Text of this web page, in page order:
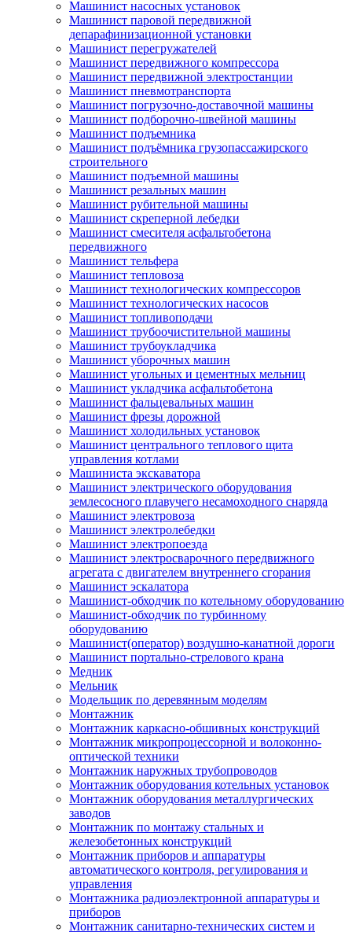
Машинист насосных установок
Машинист паровой передвижной
депарафинизационной установки
Машинист перегружателей
Машинист передвижного компрессора
Машинист передвижной электростанции
Машинист пневмотранспорта
Машинист погрузочно-доставочной машины
Машинист подборочно-швейной машины
Машинист подъемника
Машинист подъёмника грузопассажирского
строительного
Машинист подъемной машины
Машинист резальных машин
Машинист рубительной машины
Машинист скреперной лебедки
Машинист смесителя асфальтобетона
передвижного
Машинист тельфера
Машинист тепловоза
Машинист технологических компрессоров
Машинист технологических насосов
Машинист топливоподачи
Машинист трубоочистительной машины
Машинист трубоукладчика
Машинист уборочных машин
Машинист угольных и цементных мельниц
Машинист укладчика асфальтобетона
Машинист фальцевальных машин
Машинист фрезы дорожной
Машинист холодильных установок
Машинист центрального теплового щита
управления котлами
Машиниста экскаватора
Машинист электрического оборудования
землесосного плавучего несамоходного снаряда
Машинист электровоза
Машинист электролебедки
Машинист электропоезда
Машинист электросварочного передвижного
агрегата с двигателем внутреннего сгорания
Машинист эскалатора
Машинист-обходчик по котельному оборудованию
Машинист-обходчик по турбинному
оборудованию
Машинист(оператор) воздушно-канатной дороги
Машинист портально-стрелового крана
Медник
Мельник
Модельщик по деревянным моделям
Монтажник
Монтажник каркасно-обшивных конструкций
Монтажник микропроцессорной и волоконно-
оптической техники
Монтажник наружных трубопроводов
Монтажник оборудования котельных установок
Монтажник оборудования металлургических
заводов
Монтажник по монтажу стальных и
железобетонных конструкций
Монтажник приборов и аппаратуры
автоматического контроля, регулирования и
управления
Монтажника радиоэлектронной аппаратуры и
приборов
Монтажник санитарно-технических систем и